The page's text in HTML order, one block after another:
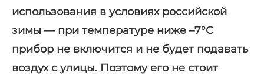
использования в условиях российской
зимы — при температуре ниже –7°C
прибор не включится и не будет подавать
воздух с улицы. Поэтому его не стоит